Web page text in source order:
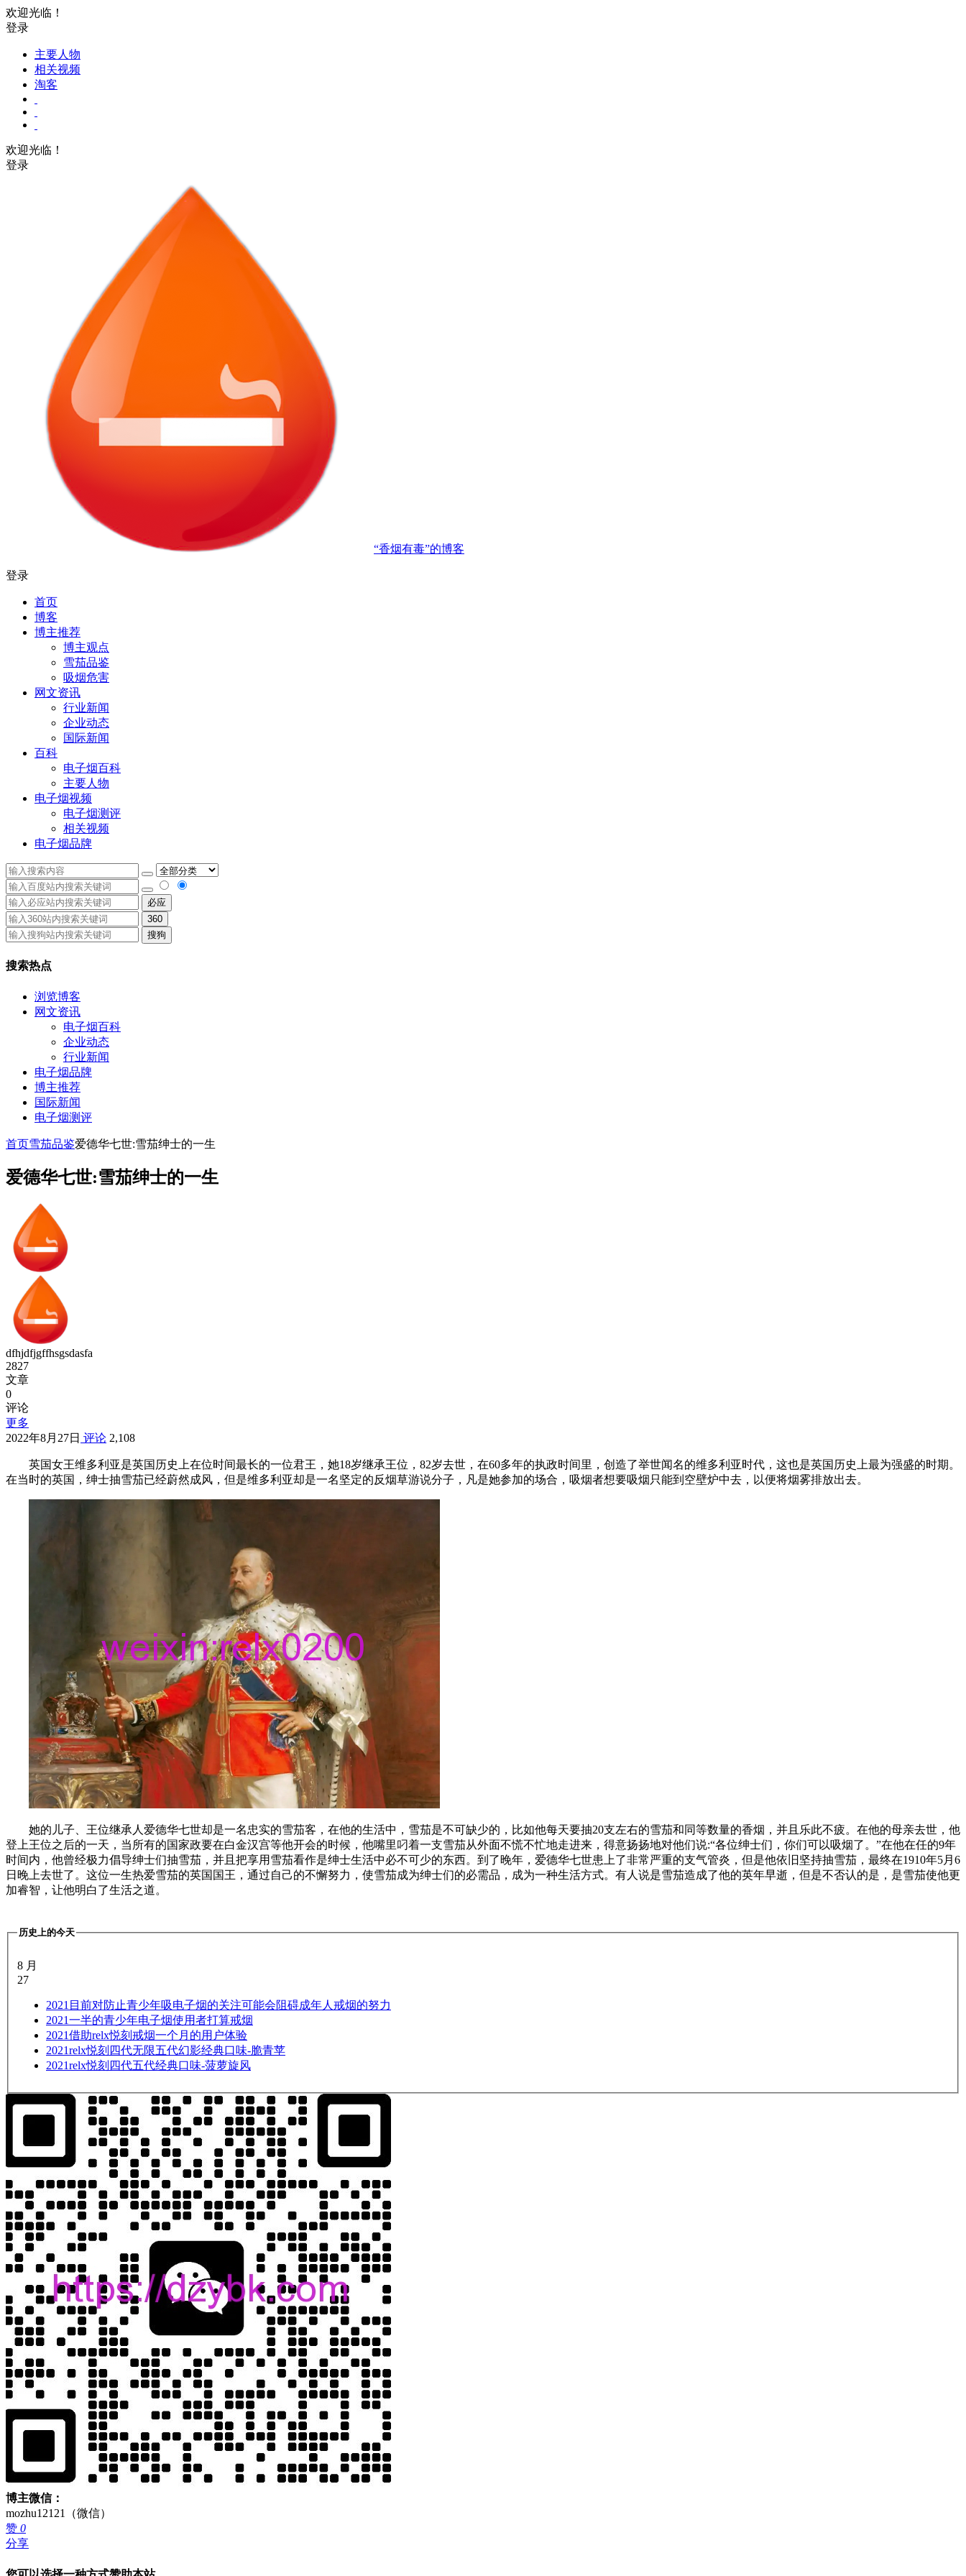
欢迎光临！
登录
主要人物
相关视频
淘客
欢迎光临！
登录
“香烟有毒”的博客
登录
首页
博客
博主推荐
博主观点
雪茄品鉴
吸烟危害
网文资讯
行业新闻
企业动态
国际新闻
百科
电子烟百科
主要人物
电子烟视频
电子烟测评
相关视频
电子烟品牌
必应
360
搜狗
搜索热点
浏览博客
网文资讯
电子烟百科
企业动态
行业新闻
电子烟品牌
博主推荐
国际新闻
电子烟测评
首页雪茄品鉴爱德华七世:雪茄绅士的一生
爱德华七世:雪茄绅士的一生
dfhjdfjgffhsgsdasfa
2827
文章
0
评论
更多
2022年8月27日 评论 2,108
英国女王维多利亚是英国历史上在位时间最长的一位君王，她18岁继承王位，82岁去世，在60多年的执政时间里，创造了举世闻名的维多利亚时代，这也是英国历史上最为强盛的时期。
在当时的英国，绅士抽雪茄已经蔚然成风，但是维多利亚却是一名坚定的反烟草游说分子，凡是她参加的场合，吸烟者想要吸烟只能到空壁炉中去，以便将烟雾排放出去。
她的儿子、王位继承人爱德华七世却是一名忠实的雪茄客，在他的生活中，雪茄是不可缺少的，比如他每天要抽20支左右的雪茄和同等数量的香烟，并且乐此不疲。在他的母亲去世，他
登上王位之后的一天，当所有的国家政要在白金汉宫等他开会的时候，他嘴里叼着一支雪茄从外面不慌不忙地走进来，得意扬扬地对他们说:“各位绅士们，你们可以吸烟了。”在他在任的9年
时间内，他曾经极力倡导绅士们抽雪茄，并且把享用雪茄看作是绅士生活中必不可少的东西。到了晚年，爱德华七世患上了非常严重的支气管炎，但是他依旧坚持抽雪茄，最终在1910年5月6
日晚上去世了。这位一生热爱雪茄的英国国王，通过自己的不懈努力，使雪茄成为绅士们的必需品，成为一种生活方式。有人说是雪茄造成了他的英年早逝，但是不否认的是，是雪茄使他更
加睿智，让他明白了生活之道。
历史上的今天
8 月
27
2021 目前对防止青少年吸电子烟的关注可能会阻碍成年人戒烟的努力
2021一半的青少年电子烟使用者打算戒烟
2021借助relx悦刻戒烟一个月的用户体验
2021relx悦刻四代无限五代幻影经典口味-脆青苹
2021relx悦刻四代五代经典口味-菠萝旋风
博主微信：
mozhu12121（微信）
赞 0
分享